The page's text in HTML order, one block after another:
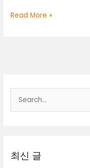
대
톡
ryboy3500
광
바
Read More »
최신 글